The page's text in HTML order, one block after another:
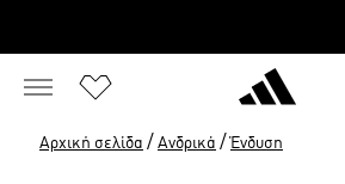
Αρχική σελίδα / Ανδρικά / Ένδυση